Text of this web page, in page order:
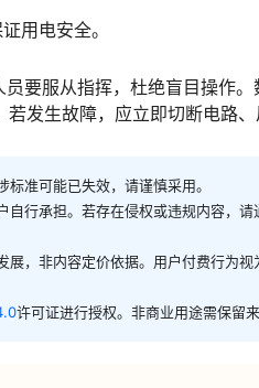
用电安全。
要服从指挥，杜绝盲目操作
发生故障，应立即切断电路、
准可能已失效，请谨慎采用。
行承担。若存在侵权或违规内容，
，非内容定价依据。用户付费行为
许可证进行授权。非商业用途需保留